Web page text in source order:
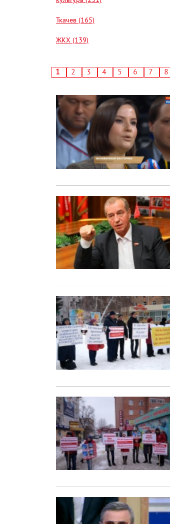
Ткачев (165)
ЖКХ (139)
Текущая
1 Страница
2 Страница
3 Страница
4 Страница
5 Страница
6 7 8